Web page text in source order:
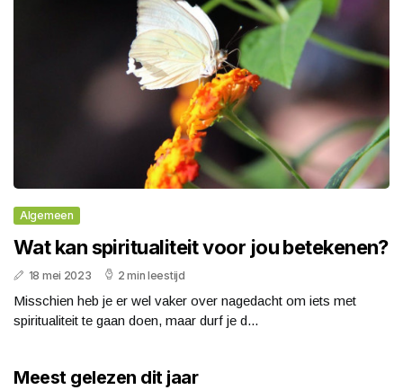
Algemeen
Wat kan spiritualiteit voor jou betekenen?
18 mei 2023 2 min leestijd
Misschien heb je er wel vaker over nagedacht om iets met
spiritualiteit te gaan doen, maar durf je d...
Meest gelezen dit jaar